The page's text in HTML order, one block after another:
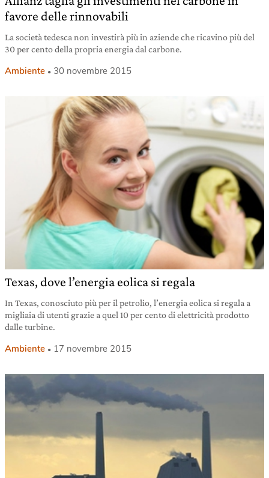
favore delle rinnovabili
La società tedesca non investirà più in aziende che ricavino più del
30 per cento della propria energia dal carbone.
Ambiente 30 novembre 2015
Texas, dove l’energia eolica si regala
In Texas, conosciuto più per il petrolio, l’energia eolica si regala a
migliaia di utenti grazie a quel 10 per cento di elettricità prodotto
dalle turbine.
Ambiente 17 novembre 2015